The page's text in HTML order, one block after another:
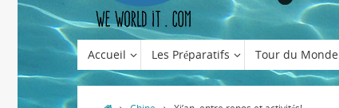
Accueil Les Préparatifs Tour du Monde